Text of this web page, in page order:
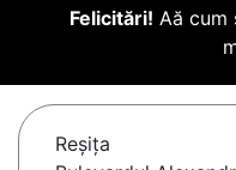
Felicitări! Aă cum
Reşiţa